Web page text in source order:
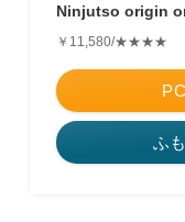
Ninjutso origin
￥11,580/★★★★
ふ